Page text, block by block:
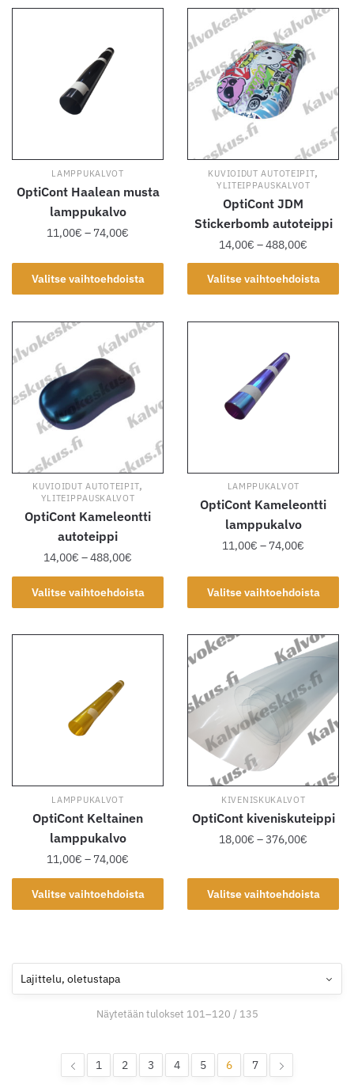
Voit
tehdä
valinnat
useampi
muunnelma.
Voit
tehdä
valinnat
tuotteen
LAMPPUKALVOT
OptiCont Haalean musta
lamppukalvo
11,00€ – 74,00€
-
74,00€
Valitse vaihtoehdoista
Tällä
tuotteella
useampi
muunnelma.
Voit
tehdä
valinnat
tuotteen
KUVIOIDUT AUTOTEIPIT,
YLITEIPPAUSKALVOT
OptiCont JDM
Stickerbomb autoteippi
14,00€ –488,00€
14,00€
-
488,00€
Valitse vaihtoehdoista
Tällä
tuotteella
muunnelma.
Voit
tehdä
KUVIOIDUT AUTOTEIPIT,
YLITEIPPAUSKALVOT
OptiCont Kameleontti
autoteippi
14,00€ –488,00€
14,00€
-
488,00€
Valitse vaihtoehdoista
Tällä
tuotteella
tehdä
valinnat
LAMPPUKALVOT
OptiCont Kameleontti
lamppukalvo
11,00€ – 74,00€
-
74,00€
Valitse vaihtoehdoista
Tällä
tuotteella
useampi
muunnelma.
Voit
tehdä
valinnat
tuotteen
sivulla.
LAMPPUKALVOT
OptiCont Keltainen
lamppukalvo
11,00€ – 74,00€
11,00€
-
74,00€
Valitse vaihtoehdoista
Tällä
tuotteella
muunnelma.
Voit
valinnat
sivulla.
KIVENISKUKALVOT
OptiCont kiveniskuteippi
18,00€ –376,00€
376,00€
Valitse vaihtoehdoista
tuotteella
on
Voit
Näytetään tulokset 101–120 / 135
1 2 3 4 5 6 7